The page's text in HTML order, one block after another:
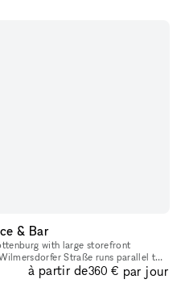
& Bar
with large storefront
Straße runs parallel to
U-Bahn. We are happy t
à partir de360 € par jour